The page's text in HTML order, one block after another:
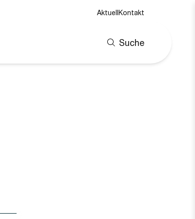
Suche
AktuellKontakt